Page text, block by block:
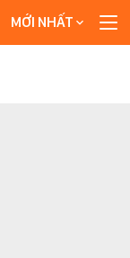
MỚI NHẤT